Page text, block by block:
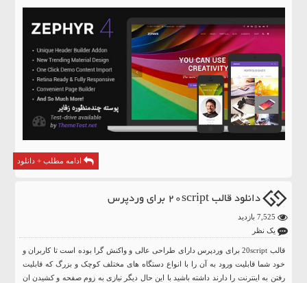
ادامه مطلب + دانلود
دانلود قالب 20script برای وردپرس
یک نظر
قالب 20script برای وردپرس دارای طراحی عالی و واکنش گرا بوده است تا کاربران و
خود شما قابلیت ورود به آن را با انواع دستگاه های مختلف کوچک و بزرگ که قابلیت
رفتن به اینترنت را دارند داشته باشید با این حال دیگر نیازی به زوم صفحه و کشیدن ان